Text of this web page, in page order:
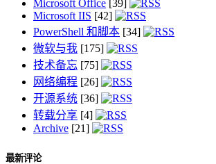
Microsoft Office [39]
Microsoft IIS [42]
PowerShell 和脚本 [34]
微软与我 [175]
技术备忘 [75]
网络编程 [26]
开源系统 [36]
转载分享 [4]
Archive [21]
最新评论